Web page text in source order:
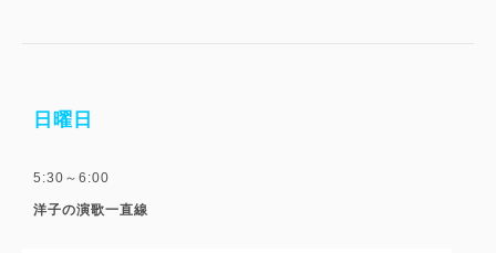
日曜日
5:30～6:00
洋子の演歌一直線